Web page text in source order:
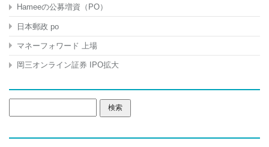
Hameeの公募増資（PO）
日本郵政 po
マネーフォワード 上場
岡三オンライン証券 IPO拡大
索: